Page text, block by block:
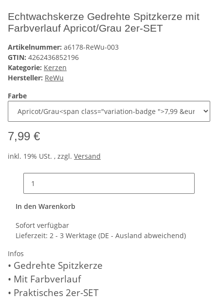
Echtwachskerze Gedrehte Spitzkerze mit
Farbverlauf Apricot/Grau 2er-SET
Artikelnummer: a6178-ReWu-003
GTIN: 4262436852196
Kategorie: Kerzen
Hersteller: ReWu
Farbe
7,99 €
inkl. 19% USt. , zzgl. Versand
In den Warenkorb
Sofort verfügbar
Lieferzeit: 2 - 3 Werktage (DE - Ausland abweichend)
Infos
• Gedrehte Spitzkerze
• Mit Farbverlauf
• Praktisches 2er-SET